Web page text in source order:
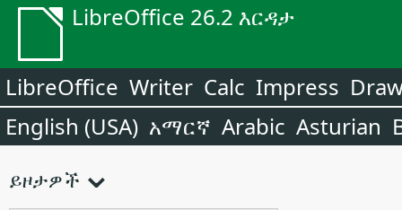
LibreOffice 26.2 እርዳታ
LibreOffice Writer Calc Impress
English (USA) አማርኛ Arabic Asturian
ይዞታዎች